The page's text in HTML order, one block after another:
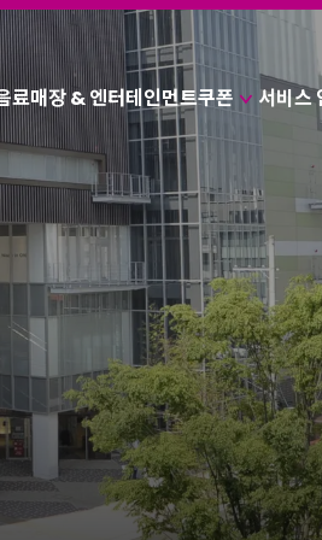
료매장 & 엔터테인먼트쿠폰
다양한 매장에서 이용 가능한 쿠폰
할인 쿠폰
서비스
简体
繁体
한국